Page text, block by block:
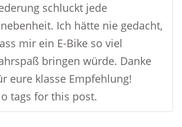
schluckt jede
Ich hätte nie gedacht,
mir ein E-Bike so viel
bringen würde. Danke
eure klasse Empfehlung!
tags for this post.